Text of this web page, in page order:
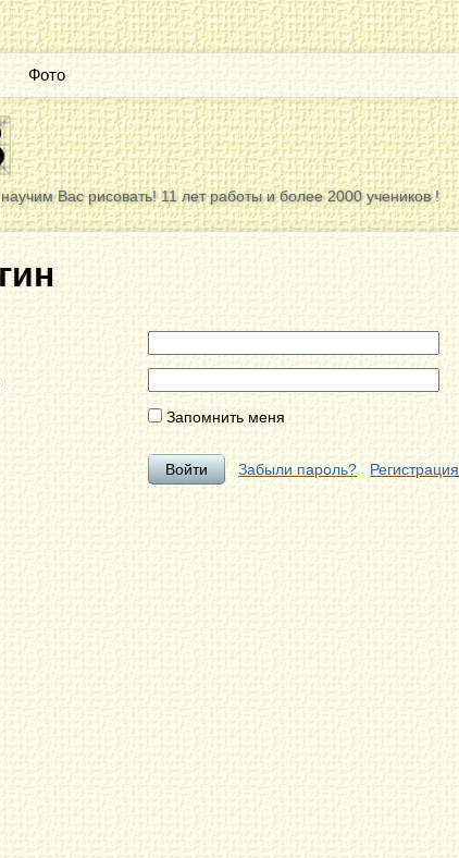
Фото
Вас рисовать! 11 лет работы и более 2000 учеников !
Запомнить меня
Забыли пароль? Регистрация